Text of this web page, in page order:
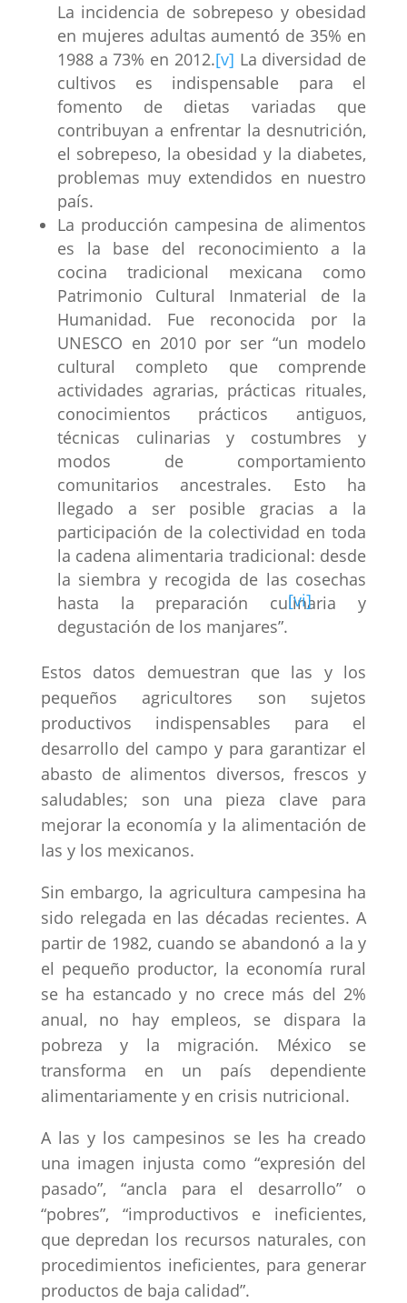
La incidencia de sobrepeso y obesidad
en mujeres adultas aumentó de 35% en
1988 a 73% en 2012.[v] La diversidad de
cultivos es indispensable para el
fomento de dietas variadas que
contribuyan a enfrentar la desnutrición,
el sobrepeso, la obesidad y la diabetes,
problemas muy extendidos en nuestro
país.
La producción campesina de alimentos
es la base del reconocimiento a la
cocina tradicional mexicana como
Patrimonio Cultural Inmaterial de la
Humanidad. Fue reconocida por la
UNESCO en 2010 por ser “un modelo
cultural completo que comprende
actividades agrarias, prácticas rituales,
conocimientos prácticos antiguos,
técnicas culinarias y costumbres y
modos de comportamiento
comunitarios ancestrales. Esto ha
llegado a ser posible gracias a la
participación de la colectividad en toda
la cadena alimentaria tradicional: desde
la siembra y recogida de las cosechas
hasta la preparación culinaria y
degustación de los manjares”.
[vi]
Estos datos demuestran que las y los
pequeños agricultores son sujetos
productivos indispensables para el
desarrollo del campo y para garantizar el
abasto de alimentos diversos, frescos y
saludables; son una pieza clave para
mejorar la economía y la alimentación de
las y los mexicanos.
Sin embargo, la agricultura campesina ha
sido relegada en las décadas recientes. A
partir de 1982, cuando se abandonó a la y
el pequeño productor, la economía rural
se ha estancado y no crece más del 2%
anual, no hay empleos, se dispara la
pobreza y la migración. México se
transforma en un país dependiente
alimentariamente y en crisis nutricional.
A las y los campesinos se les ha creado
una imagen injusta como “expresión del
pasado”, “ancla para el desarrollo” o
“pobres”, “improductivos e ineficientes,
que depredan los recursos naturales, con
procedimientos ineficientes, para generar
productos de baja calidad”.